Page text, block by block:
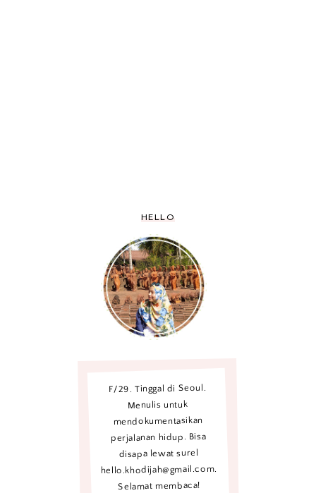
HELLO
F/29. Tinggal di Seoul.
Menulis untuk
mendokumentasikan
perjalanan hidup. Bisa
disapa lewat surel
hello.khodijah@gmail.com.
Selamat membaca!